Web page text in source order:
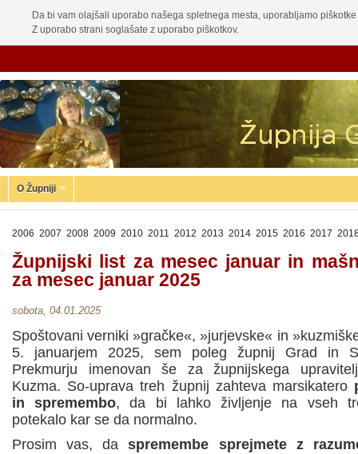
Da bi vam olajšali uporabo našega spletnega mesta, uporabljamo
Z uporabo strani soglašate z uporabo piškotkov.
O Župniji
2006 2007 2008 2009 2010 2011 2012 2013 2014 2015 2016 2017
Župnijski list za mesec januar in
za mesec januar 2025
sobota, 04.01.2025
Spoštovani verniki »gračke«, »jurjevske« in
5. januarjem 2025, sem poleg župnij Grad in
Prekmurju imenovan še za župnijskega
Kuzma. So-uprava treh župnij zahteva marsikatero
in spremembo, da bi lahko življenje na vseh
potekalo kar se da normalno.
Prosim vas, daspremembe sprejmete z